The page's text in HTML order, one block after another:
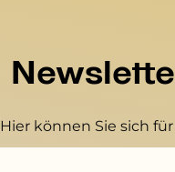
Hier können Sie sich